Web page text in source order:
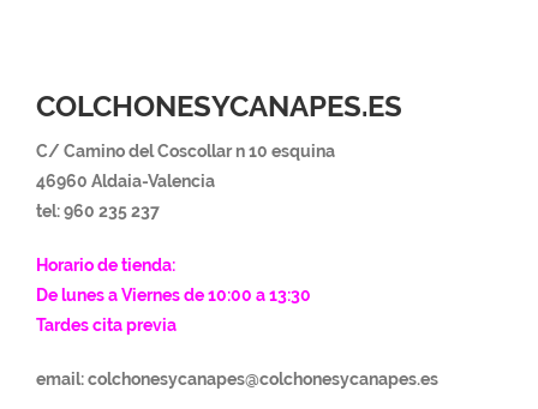
COLCHONESYCANAPES.ES
C/ Camino del Coscollar n 10 esquina
46960 Aldaia-Valencia
tel: 960 235 237
Horario de tienda:
De lunes a Viernes de 10:00 a 13:30
Tardes cita previa
email: colchonesycanapes@colchonesycanapes.es